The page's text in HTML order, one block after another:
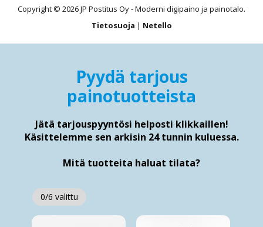
Copyright © 2026 JP Postitus Oy - Moderni digipaino ja painotalo.
Tietosuoja | Netello